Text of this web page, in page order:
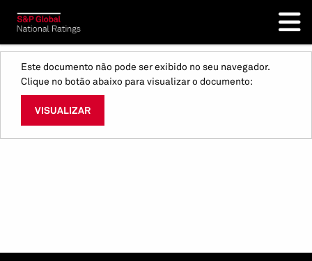
Este documento não pode ser exibido no seu navegador.
Clique no botão abaixo para visualizar o documento:
VISUALIZAR